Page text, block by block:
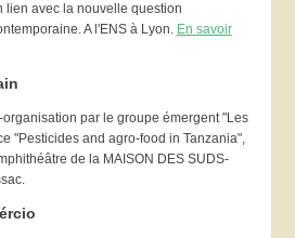
lien avec la nouvelle question
A l'ENS à Lyon. En savoir
par le groupe émergent "Les
"Pesticides and agro-food in Tanzania",
de la MAISON DES SUDS-